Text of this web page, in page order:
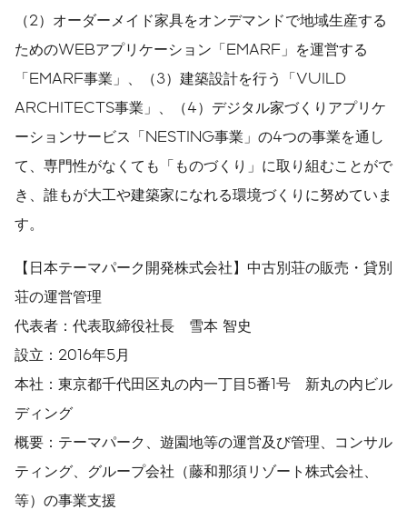
（2）オーダーメイド家具をオンデマンドで地域生産する
ためのWEBアプリケーション「EMARF」を運営する
「EMARF事業」、（3）建築設計を行う「VUILD
ARCHITECTS事業」、（4）デジタル家づくりアプリケ
ーションサービス「NESTING事業」の4つの事業を通し
て、専門性がなくても「ものづくり」に取り組むことがで
き、誰もが大工や建築家になれる環境づくりに努めていま
す。
【日本テーマパーク開発株式会社】中古別荘の販売・貸別
荘の運営管理
代表者：代表取締役社長 雪本 智史
設立：2016年5月
本社：東京都千代田区丸の内一丁目5番1号 新丸の内ビル
ディング
概要：テーマパーク、遊園地等の運営及び管理、コンサル
ティング、グループ会社（藤和那須リゾート株式会社、
等）の事業支援